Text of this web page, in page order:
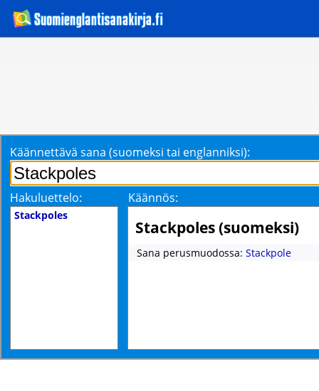
Käännettävä sana (suomeksi tai englanniksi):
Hakuluettelo: Käännös:
Stackpoles
Stackpoles (suomeksi)
Sana perusmuodossa: Stackpole